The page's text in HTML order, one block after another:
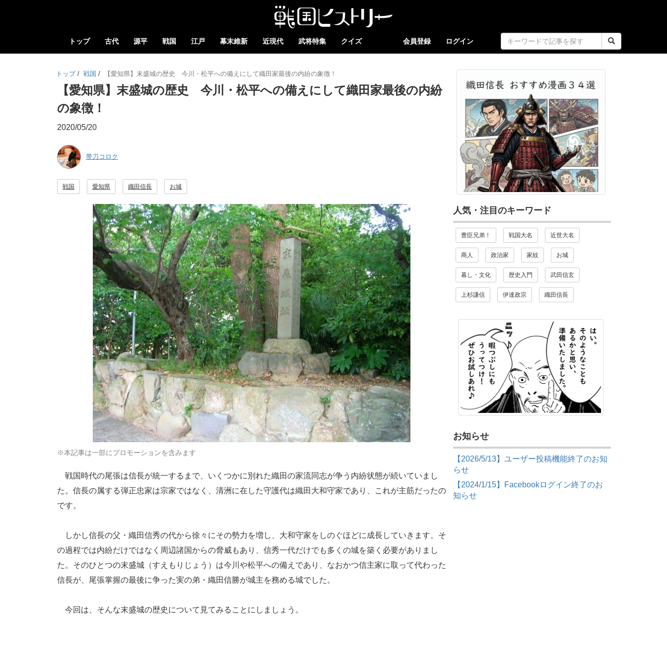
トップ 古代 源平 戦国 江戸 幕末維新 近現代 武将特集 クイズ 会員登録 ログイン
トップ / 戦国 / 【愛知県】末盛城の歴史 今川・松平への備えにして織田家最後の内紛の象徴！
【愛知県】末盛城の歴史 今川・松平への備えにして織田家最後の内紛
の象徴！
2020/05/20
帯刀コロク
戦国 愛知県 織田信長 お城
※本記事は一部にプロモーションを含みます
戦国時代の尾張は信長が統一するまで、いくつかに別れた織田の家流同志が争う内紛状態が続いていまし
た。信長の属する弾正忠家は宗家ではなく、清洲に在した守護代は織田大和守家であり、これが主筋だったの
です。
しかし信長の父・織田信秀の代から徐々にその勢力を増し、大和守家をしのぐほどに成長していきます。そ
の過程では内紛だけではなく周辺諸国からの脅威もあり、信秀一代だけでも多くの城を築く必要がありまし
た。そのひとつの末盛城（すえもりじょう）は今川や松平への備えであり、なおかつ信主家に取って代わった
信長が、尾張掌握の最後に争った実の弟・織田信勝が城主を務める城でした。
今回は、そんな末盛城の歴史について見てみることにしましょう。
人気・注目のキーワード
豊臣兄弟！ 戦国大名 近世大名
商人 政治家 家紋 お城
暮し・文化 歴史入門 武田信玄
上杉謙信 伊達政宗 織田信長
お知らせ
【2026/5/13】ユーザー投稿機能終了のお知
らせ
【2024/1/15】Facebookログイン終了のお
知らせ